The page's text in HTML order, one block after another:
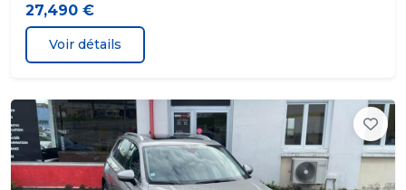
27,490 €
Voir détails